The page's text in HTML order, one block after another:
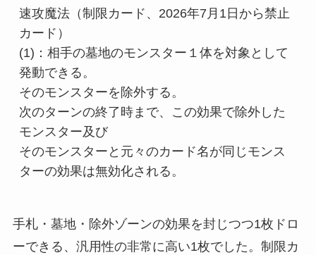
速攻魔法（制限カード、2026年7月1日から禁止
カード）
(1)：相手の墓地のモンスター１体を対象として
発動できる。
そのモンスターを除外する。
次のターンの終了時まで、この効果で除外した
モンスター及び
そのモンスターと元々のカード名が同じモンス
ターの効果は無効化される。
手札・墓地・除外ゾーンの効果を封じつつ1枚ドロ
ーできる、汎用性の非常に高い1枚でした。制限カ